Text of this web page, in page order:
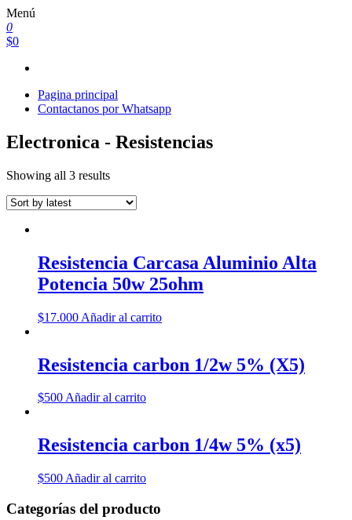
Saltar
al
contenido
Menú
0
$0
Pagina principal
Contactanos por Whatsapp
Electronica - Resistencias
Showing all 3 results
Resistencia Carcasa Aluminio Alta
Potencia 50w 25ohm
$17.000 Añadir al carrito
Resistencia carbon 1/2w 5% (X5)
$500Añadir al carrito
Resistencia carbon 1/4w 5% (x5)
$500 Añadir al carrito
Categorías del producto